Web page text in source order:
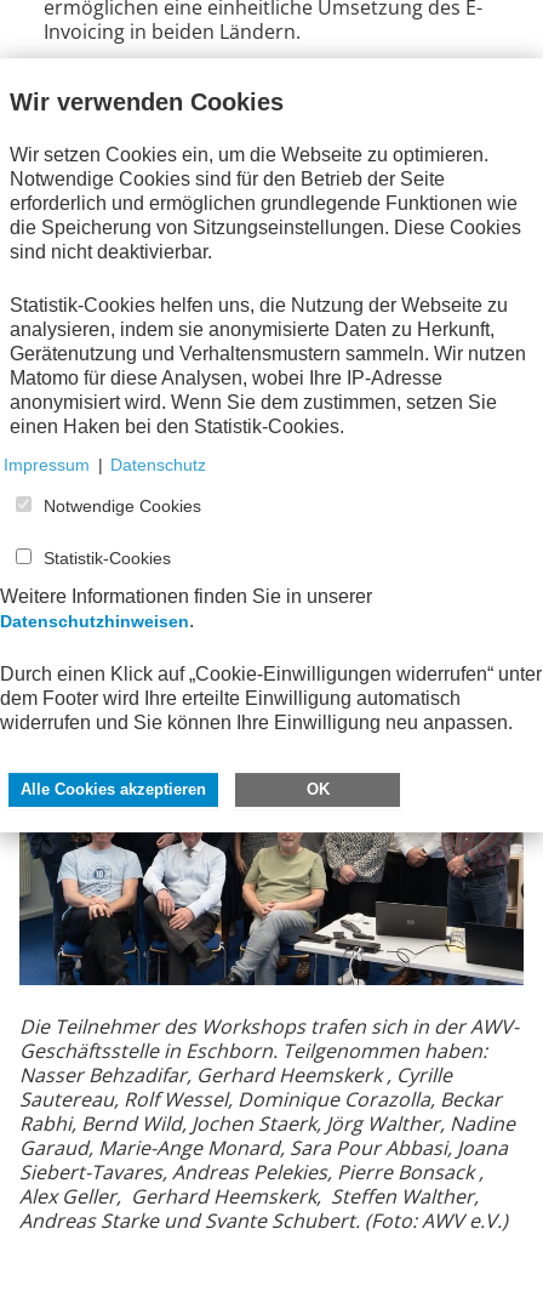
ermöglichen eine einheitliche Umsetzung des E-
Invoicing in beiden Ländern.
strategische Weiterentwicklung von Order-X, dem
Bestellungen auf Basis desUN/CEFACT Supply
Chain Reference Data Model(SCRDM), weitere
Themen aus dem Bereich UN/CEFACT und CEN TC434
sowie die neuesten Fortschritte in der internationalen
Zusammenarbeit. Order-X
wird auch als Gemeinschaftsarbeit vom AWV-
Arbeitskreis „FeRD“ und FNFE-MPE erarbeitet und
veröffentlicht.
Das persönliche Treffen und der Austausch in
Eschborn reihen sich in die seit 2015 erfolgreiche
deutsch-französische Zusammenarbeit von FeRD und
FNFE-MPE ein und tragen dazu bei, dass die zukünftige
Ausrichtung und die nächsten Schritte bei der
Weiterentwicklung des gemeinsamen E-Rechnungs-
sind.
Die AWV bedankt sich beim FeRD-CC3 und FNFE-MPE
Die Teilnehmer des Workshops trafen sich in der AWV-
Geschäftsstelle in Eschborn. Teilgenommen haben:
Nasser Behzadifar, Gerhard Heemskerk , Cyrille
Sautereau, Rolf Wessel, Dominique Corazolla, Beckar
Rabhi, Bernd Wild, Jochen Staerk, Jörg Walther, Nadine
Garaud, Marie-Ange Monard, Sara Pour Abbasi, Joana
Siebert-Tavares, Andreas Pelekies, Pierre Bonsack ,
Alex Geller, Gerhard Heemskerk, Steffen Walther,
Andreas Starke und Svante Schubert. (Foto: AWV e.V.)
Wir verwenden Cookies
Wir setzen Cookies ein, um die Webseite zu optimieren.
Notwendige Cookies sind für den Betrieb der Seite
erforderlich und ermöglichen grundlegende Funktionen wie
die Speicherung von Sitzungseinstellungen. Diese Cookies
sind nicht deaktivierbar.
Statistik-Cookies helfen uns, die Nutzung der Webseite zu
analysieren, indem sie anonymisierte Daten zu Herkunft,
Gerätenutzung und Verhaltensmustern sammeln. Wir nutzen
Matomo für diese Analysen, wobei Ihre IP-Adresse
anonymisiert wird. Wenn Sie dem zustimmen, setzen Sie
einen Haken bei den Statistik-Cookies.
Impressum | Datenschutz
Notwendige Cookies
Statistik-Cookies
Weitere Informationen finden Sie in unserer
Datenschutzhinweisen.
Durch einen Klick auf „Cookie-Einwilligungen widerrufen“ unter
dem Footer wird Ihre erteilte Einwilligung automatisch
widerrufen und Sie können Ihre Einwilligung neu anpassen.
Alle Cookies akzeptieren OK